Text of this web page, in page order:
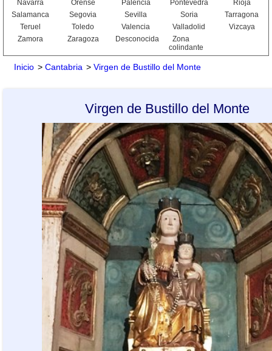
Navarra
Orense Palencia Pontevedra
Rioja
Salamanca
Segovia Sevilla Soria
Tarragona
Teruel
Toledo Valencia Valladolid
Vizcaya
Zamora
Zaragoza Desconocida
Zona
colindante
Inicio > Cantabria > Virgen de Bustillo del Monte
Virgen de Bustillo del Monte